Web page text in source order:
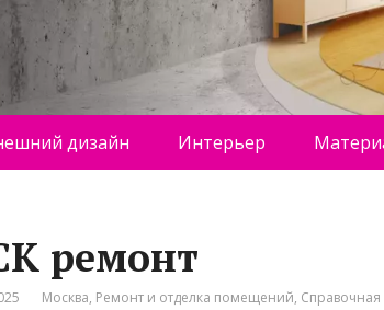
дизайн Интерьер
ремонт
Москва, Ремонт и отделка помещений, Справочная